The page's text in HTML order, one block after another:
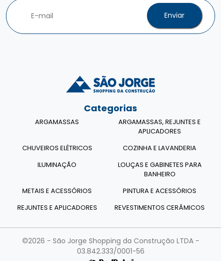
Enviar
Categorias
ARGAMASSAS
ARGAMASSAS, REJUNTES E
APLICADORES
CHUVEIROS ELÉTRICOS
COZINHA E LAVANDERIA
ILUMINAÇÃO
LOUÇAS E GABINETES PARA
BANHEIRO
METAIS E ACESSÓRIOS
PINTURA E ACESSÓRIOS
REJUNTES E APLICADORES
REVESTIMENTOS CERÂMICOS
©2026 - São Jorge Shopping da Construção LTDA -
03.842.333/0001-56